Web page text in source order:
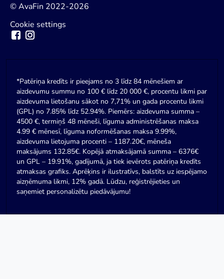
© AvaFin 2022-2026
Cookie settings
*Patēriņa kredīts ir pieejams no 3 līdz 84 mēnešiem ar
aizdevumu summu no 100 € līdz 20 000 €, procentu likmi par
aizdevuma lietošanu sākot no 7,71% un gada procentu likmi
(GPL) no 7.85% līdz 52.94%. Piemērs: aizdevuma summa –
4500 €, termiņš 48 mēneši, līguma administrēšanas maksa
4.99 € mēnesī, līguma noformēšanas maksa 9.99%,
aizdevuma lietojuma procenti – 1187.20€, mēneša
maksājums 132.85€. Kopējā atmaksājamā summa – 6376€
un GPL – 19.91%, gadījumā, ja tiek ievērots patēriņa kredīts
atmaksas grafiks. Aprēķins ir ilustratīvs, balstīts uz iespējamo
aizņēmuma likmi, 12% gadā. Lūdzu, reģistrējieties un
saņemiet personalizētu piedāvājumu!